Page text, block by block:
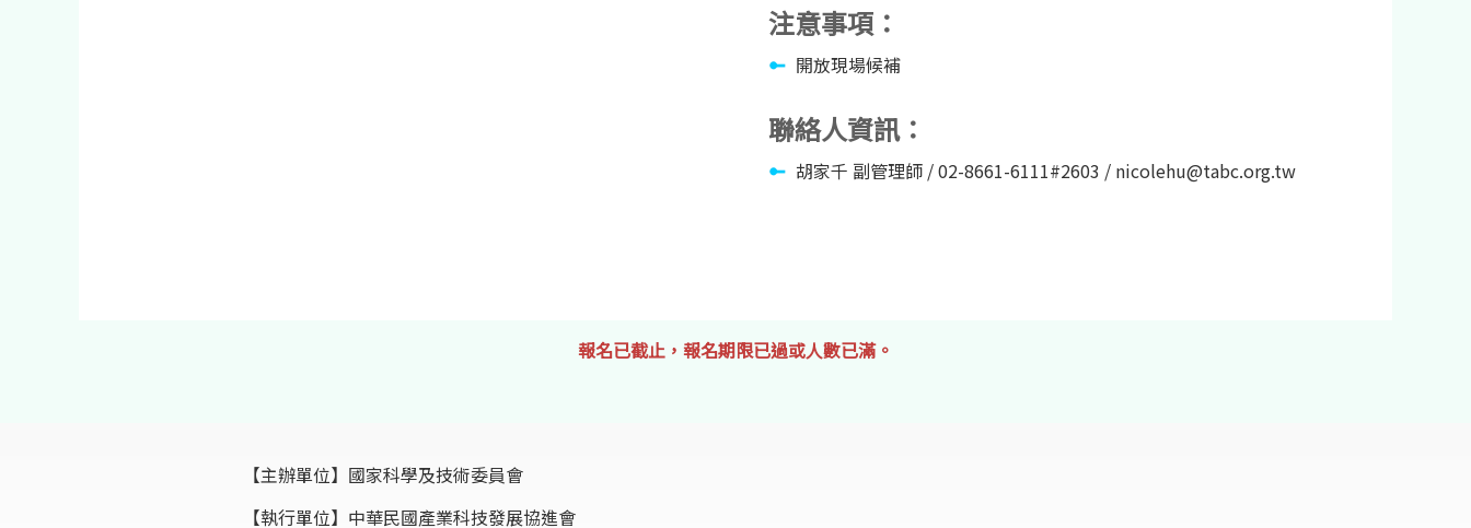
注意事項：
開放現場候補
聯絡人資訊：
胡家千 副管理師 / 02-8661-6111#2603 / nicolehu@tabc.org.tw
報名已截止，報名期限已過或人數已滿。
【主辦單位】 國家科學及技術委員會
【執行單位】 中華民國產業科技發展協進會